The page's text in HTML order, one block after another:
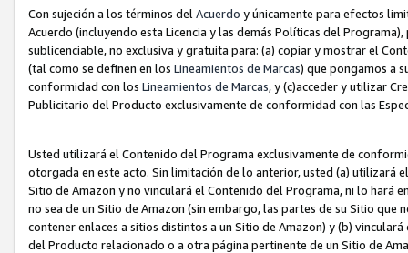
Con sujeción a los términos del Acuerdo y únicamente para efectos
Acuerdo (incluyendo esta Licencia y las demás Políticas del
sublicenciable, no exclusiva y gratuita para: (a) copiar y mostrar el
(tal como se definen en los Lineamientos de Marcas) que pongamos a
conformidad con los Lineamientos de Marcas, y (c)acceder y utilizar
Publicitario del Producto exclusivamente de conformidad con las
Usted utilizará el Contenido del Programa exclusivamente de
otorgada en este acto. Sin limitación de lo anterior, usted (a) utilizará
Sitio de Amazon y no vinculará el Contenido del Programa, ni lo hará
no sea de un Sitio de Amazon (sin embargo, las partes de su Sitio
contener enlaces a sitios distintos a un Sitio de Amazon) y (b)
del Producto relacionado o a otra página pertinente de un Sitio de